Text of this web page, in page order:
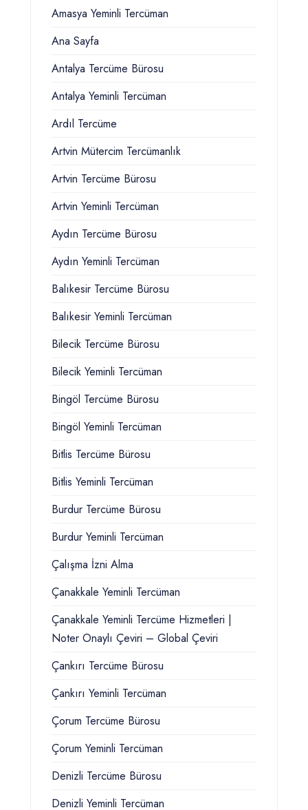
Amasya Yeminli Tercüman
Ana Sayfa
Antalya Tercüme Bürosu
Antalya Yeminli Tercüman
Ardıl Tercüme
Artvin Mütercim Tercümanlık
Artvin Tercüme Bürosu
Artvin Yeminli Tercüman
Aydın Tercüme Bürosu
Aydın Yeminli Tercüman
Balıkesir Tercüme Bürosu
Balıkesir Yeminli Tercüman
Bilecik Tercüme Bürosu
Bilecik Yeminli Tercüman
Bingöl Tercüme Bürosu
Bingöl Yeminli Tercüman
Bitlis Tercüme Bürosu
Bitlis Yeminli Tercüman
Burdur Tercüme Bürosu
Burdur Yeminli Tercüman
Çalışma İzni Alma
Çanakkale Yeminli Tercüman
Çanakkale Yeminli Tercüme Hizmetleri |
Noter Onaylı Çeviri – Global Çeviri
Çankırı Tercüme Bürosu
Çankırı Yeminli Tercüman
Çorum Tercüme Bürosu
Çorum Yeminli Tercüman
Denizli Tercüme Bürosu
Denizli Yeminli Tercüman